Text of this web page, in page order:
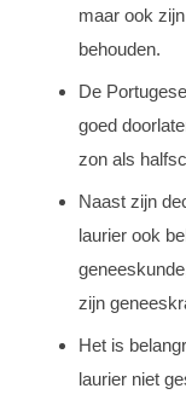
maar ook
behouden.
De
goed
zon als
Naast zijn
laurier ook
zijn
Het is
laurier niet